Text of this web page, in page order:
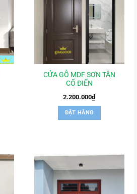
CỬA GỖ MDF SƠN TÂN
CỔ ĐIỂN
2.200.000₫
ĐẶT HÀNG